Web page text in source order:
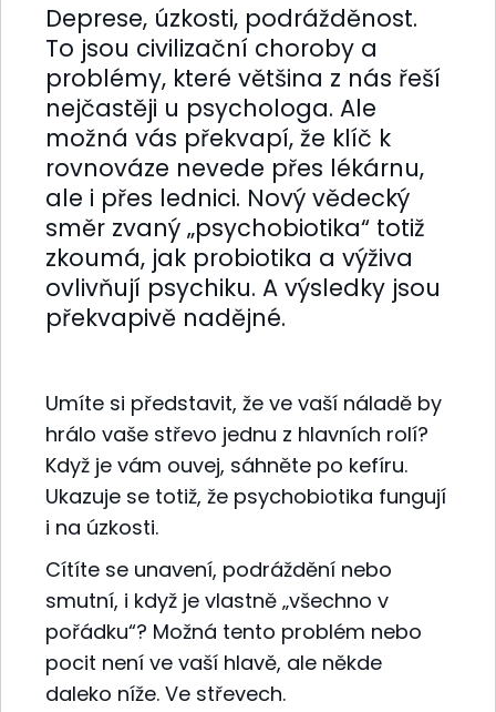
Deprese, úzkosti, podrážděnost.
To jsou civilizační choroby a
problémy, které většina z nás řeší
nejčastěji u psychologa. Ale
možná vás překvapí, že klíč k
rovnováze nevede přes lékárnu,
ale i přes lednici. Nový vědecký
směr zvaný „psychobiotika“ totiž
zkoumá, jak probiotika a výživa
ovlivňují psychiku. A výsledky jsou
překvapivě nadějné.
Umíte si představit, že ve vaší náladě by
hrálo vaše střevo jednu z hlavních rolí?
Když je vám ouvej, sáhněte po kefíru.
Ukazuje se totiž, že psychobiotika fungují
i na úzkosti.
Cítíte se unavení, podráždění nebo
smutní, i když je vlastně „všechno v
pořádku“? Možná tento problém nebo
pocit není ve vaší hlavě, ale někde
daleko níže. Ve střevech.